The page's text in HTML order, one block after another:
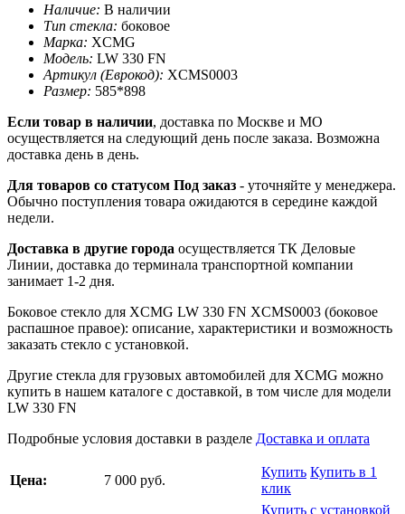
Наличие: В наличии
Тип стекла: боковое
Марка: XCMG
Модель: LW 330 FN
Артикул (Еврокод): XCMS0003
Размер: 585*898
Если товар в наличии, доставка по Москве и МО
осуществляется на следующий день после заказа. Возможна
доставка день в день.
Для товаров со статусом Под заказ - уточняйте у менеджера.
Обычно поступления товара ожидаются в середине каждой
недели.
Доставка в другие города осуществляется ТК Деловые
Линии, доставка до терминала транспортной компании
занимает 1-2 дня.
Боковое стекло для XCMG LW 330 FN XCMS0003 (боковое
распашное правое): описание, характеристики и возможность
заказать стекло с установкой.
Другие стекла для грузовых автомобилей для XCMG можно
купить в нашем каталоге с доставкой, в том числе для модели
LW 330 FN
Подробные условия доставки в разделе Доставка и оплата
Цена: 7 000 руб.
Купить Купить в 1
клик
Купить с установкой